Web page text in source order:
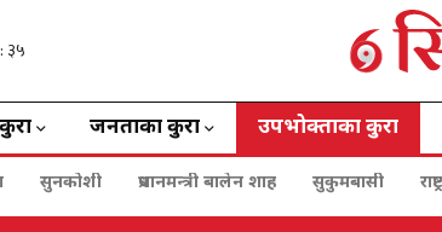
जनताका कुरा उपभोक्ताका कुरा
सुनकोशी प्रधानमन्त्री बालेन शाह सुकुमबासी